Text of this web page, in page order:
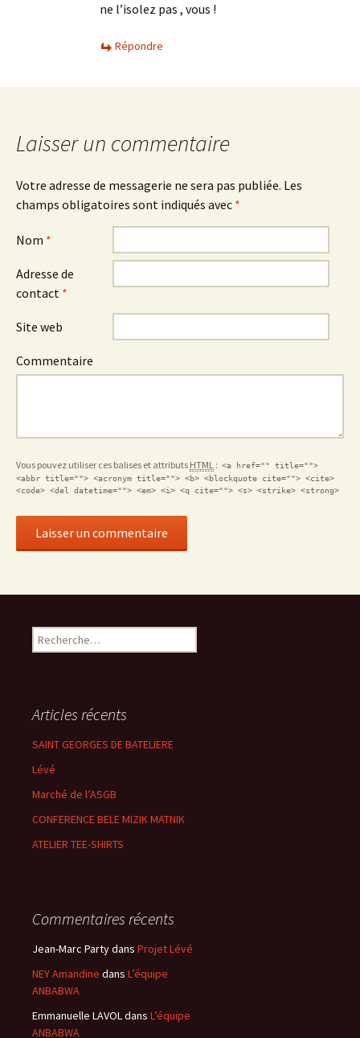
ne l’isolez pas , vous !
Répondre
Laisser un commentaire
Votre adresse de messagerie ne sera pas publiée. Les
champs obligatoires sont indiqués avec *
Nom *
Adresse de
contact *
Site web
Commentaire
Vous pouvez utiliser ces balises et attributs HTML : <a href="" title="">
<abbr title=""> <acronym title=""> <b> <blockquote cite=""> <cite>
<code> <del datetime=""> <em> <i> <q cite=""> <s> <strike> <strong>
Rechercher :
Articles récents
SAINT GEORGES DE BATELIERE
Lévé
Marché de l’ASGB
CONFERENCE BELE MIZIK MATNIK
ATELIER TEE-SHIRTS
Commentaires récents
Jean-Marc Partydans Projet Lévé
NEY Amandine dans L’équipe
ANBABWA
Emmanuelle LAVOLdans L’équipe
ANBABWA